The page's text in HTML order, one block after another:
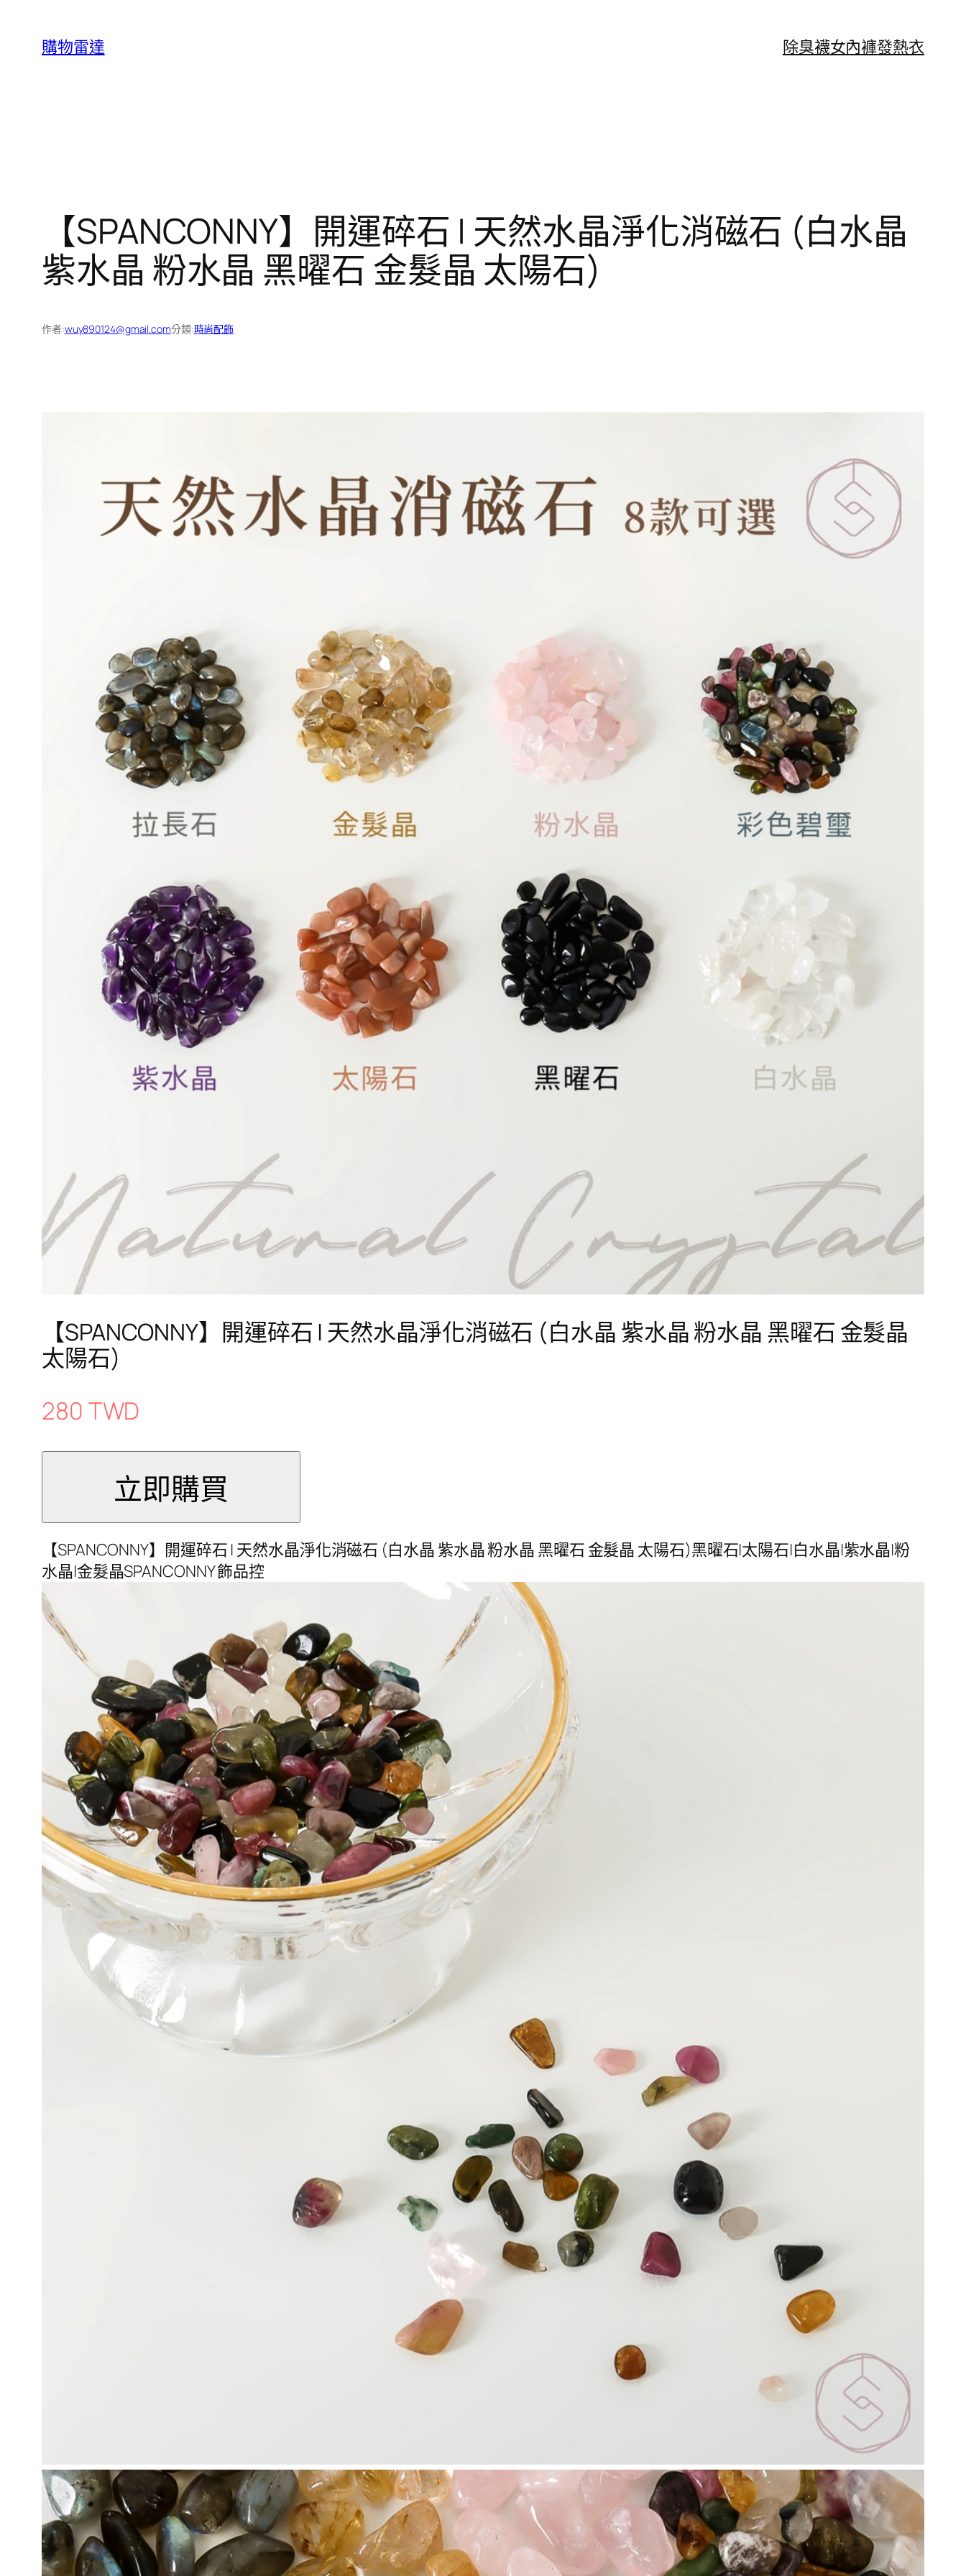
購物雷達 除臭襪女內褲發熱衣
【SPANCONNY】開運碎石 | 天然水晶淨化消磁石 (白水晶
紫水晶 粉水晶 黑曜石 金髮晶 太陽石)
作者:wuy890124@gmail.com分類:時尚配飾
【SPANCONNY】開運碎石 | 天然水晶淨化消磁石 (白水晶 紫水晶 粉水晶 黑曜石 金髮晶
太陽石)
280 TWD
【SPANCONNY】開運碎石 | 天然水晶淨化消磁石 (白水晶 紫水晶 粉水晶 黑曜石 金髮晶 太陽石)黑曜石|太陽石|白水晶|紫水晶|粉
水晶|金髮晶SPANCONNY 飾品控